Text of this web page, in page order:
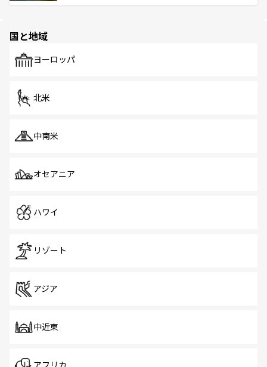
で、ホーカーズは地元の風情を楽しめる外せないスポット
国と地域
ヨーロッパ
北米
中南米
オセアニア
ハワイ
リゾート
アジア
中近東